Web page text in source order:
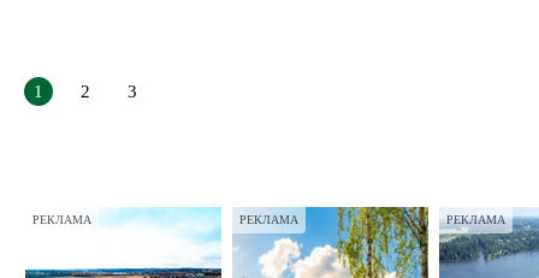
1 2 3
РЕКЛАМА РЕКЛАМА РЕКЛАМА